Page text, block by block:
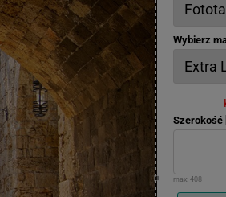
Wybierz
Szerokość
max: 408